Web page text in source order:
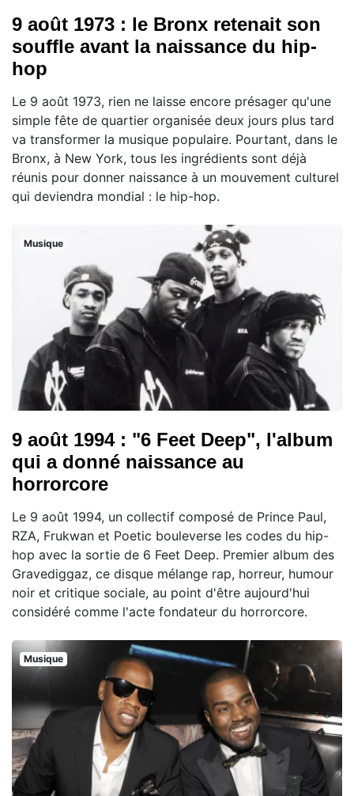
9 août 1973 : le Bronx retenait son
souffle avant la naissance du hip-
hop
Le 9 août 1973, rien ne laisse encore présager qu'une
simple fête de quartier organisée deux jours plus tard
va transformer la musique populaire. Pourtant, dans le
Bronx, à New York, tous les ingrédients sont déjà
réunis pour donner naissance à un mouvement culturel
qui deviendra mondial : le hip-hop.
Musique
9 août 1994 : "6 Feet Deep", l'album
qui a donné naissance au
horrorcore
Le 9 août 1994, un collectif composé de Prince Paul,
RZA, Frukwan et Poetic bouleverse les codes du hip-
hop avec la sortie de 6 Feet Deep. Premier album des
Gravediggaz, ce disque mélange rap, horreur, humour
noir et critique sociale, au point d'être aujourd'hui
considéré comme l'acte fondateur du horrorcore.
Musique